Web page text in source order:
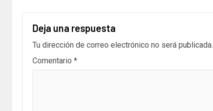
Deja una respuesta
Tu dirección de correo electrónico no será publicada.
Comentario *